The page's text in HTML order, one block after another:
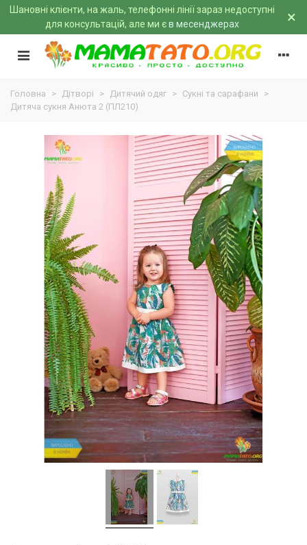
Шановні клієнти, на жаль, телефонні лінії зараз недоступні
для консультацій, але ми єв месенджерах ×
Головна > Дітворі > Дитячий одяг > Сукні та сарафани
>
Дитяча сукня Анюта 2 (ПЛ210)